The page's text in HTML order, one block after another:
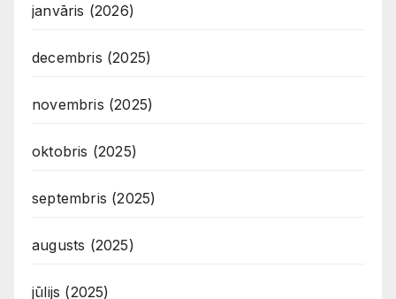
janvāris (2026)
decembris (2025)
novembris (2025)
oktobris (2025)
septembris (2025)
augusts (2025)
jūlijs (2025)